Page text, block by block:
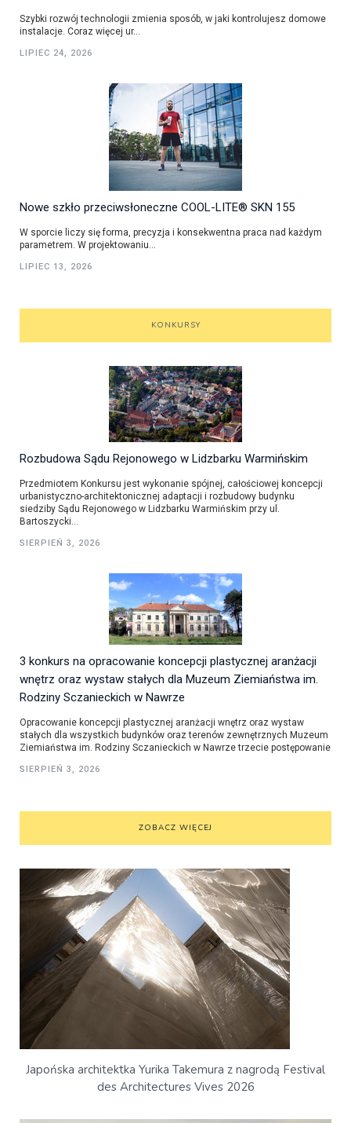
Szybki rozwój technologii zmienia sposób, w jaki kontrolujesz domowe
instalacje. Coraz więcej ur...
LIPIEC 24, 2026
Nowe szkło przeciwsłoneczne COOL-LITE® SKN 155
W sporcie liczy się forma, precyzja i konsekwentna praca nad każdym
parametrem. W projektowaniu...
LIPIEC 13, 2026
KONKURSY
Rozbudowa Sądu Rejonowego w Lidzbarku Warmińskim
Przedmiotem Konkursu jest wykonanie spójnej, całościowej koncepcji
urbanistyczno-architektonicznej adaptacji i rozbudowy budynku
siedziby Sądu Rejonowego w Lidzbarku Warmińskim przy ul.
Bartoszycki...
SIERPIEŃ 3, 2026
3 konkurs na opracowanie koncepcji plastycznej aranżacji
wnętrz oraz wystaw stałych dla Muzeum Ziemiaństwa im.
Rodziny Sczanieckich w Nawrze
Opracowanie koncepcji plastycznej aranżacji wnętrz oraz wystaw
stałych dla wszystkich budynków oraz terenów zewnętrznych Muzeum
Ziemiaństwa im. Rodziny Sczanieckich w Nawrze trzecie postępowanie
SIERPIEŃ 3, 2026
ZOBACZ WIĘCEJ
Japońska architektka Yurika Takemura z nagrodą Festival
des Architectures Vives 2026